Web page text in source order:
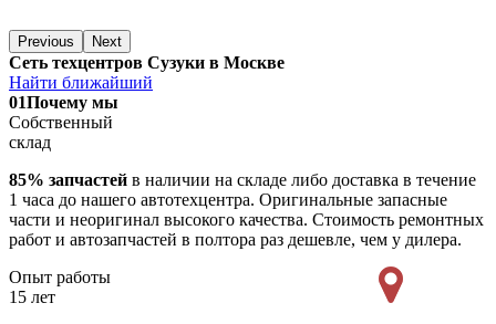
Previous Next
Сеть техцентров Сузуки в Москве
Найти ближайший
01Почему мы
Собственный
склад
85% запчастей в наличии на складе либо доставка в течение
1 часа до нашего автотехцентра. Оригинальные запасные
части и неоригинал высокого качества. Стоимость ремонтных
работ и автозапчастей в полтора раз дешевле, чем у дилера.
Опыт работы
15 лет